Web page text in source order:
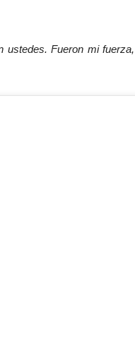
ustedes. Fueron mi